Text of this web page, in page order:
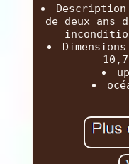
de deux ans